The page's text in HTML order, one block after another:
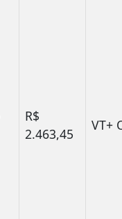
R$
2.463,45
VT+